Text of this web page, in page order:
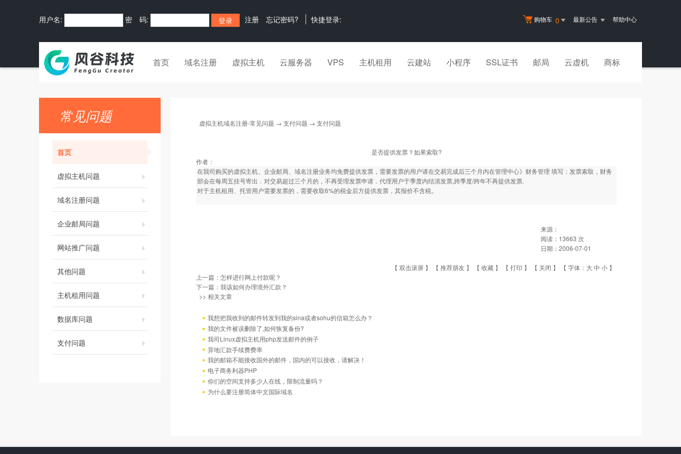
购物车 0 最新公告 帮助中心
用户名: 密 码: 注册 忘记密码? 快捷登录:
首页 域名注册 虚拟主机 云服务器 VPS 主机租用 云建站 小程序 SSL证书 邮局 云虚机 商标
常见问题
首页
虚拟主机问题
域名注册问题
企业邮局问题
网站推广问题
其他问题
主机租用问题
数据库问题
支付问题
虚拟主机域名注册-常见问题 → 支付问题 → 支付问题
是否提供发票？如果索取?
作者：
在我司购买的虚拟主机、企业邮局、域名注册业务均免费提供发票，需要发票的用户请在交易完成后三个月内在管理中心》财务管理 填写：发票索取，财务
部会在每周五挂号寄出．对交易超过三个月的，不再受理发票申请．代理用户于季度内结清发票,跨季度/跨年不再提供发票.
对于主机租用、托管用户需要发票的，需要收取6%的税金后方提供发票，其报价不含税。
来源：
阅读： 13663 次
日期： 2006-07-01
【 双击滚屏 】 【 推荐朋友 】 【 收藏 】 【 打印 】 【 关闭 】 【 字体： 大中 小 】
上一篇： 怎样进行网上付款呢？
下一篇： 我该如何办理境外汇款？
>> 相关文章
我想把我收到的邮件转发到我的sina或者sohu的信箱怎么办？
我的文件被误删除了,如何恢复备份?
我司Linux虚拟主机用php发送邮件的例子
异地汇款手续费费率
我的邮箱不能接收国外的邮件，国内的可以接收，请解决！
电子商务利器PHP
你们的空间支持多少人在线，限制流量吗？
为什么要注册简体中文国际域名